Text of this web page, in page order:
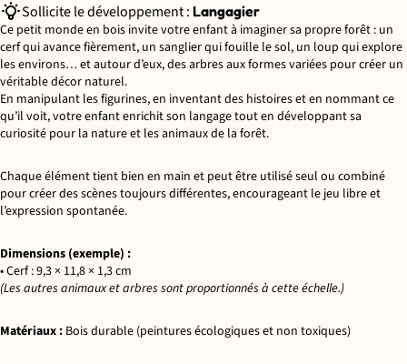
Sollicite le développement : Langagier
Ce petit monde en bois invite votre enfant à imaginer sa propre forêt : un
cerf qui avance fièrement, un sanglier qui fouille le sol, un loup qui explore
les environs… et autour d’eux, des arbres aux formes variées pour créer un
véritable décor naturel.
En manipulant les figurines, en inventant des histoires et en nommant ce
qu’il voit, votre enfant enrichit son langage tout en développant sa
curiosité pour la nature et les animaux de la forêt.
Chaque élément tient bien en main et peut être utilisé seul ou combiné
pour créer des scènes toujours différentes, encourageant le jeu libre et
l’expression spontanée.
Dimensions (exemple) :
• Cerf : 9,3 × 11,8 × 1,3 cm
(Les autres animaux et arbres sont proportionnés à cette échelle.)
Matériaux : Bois durable (peintures écologiques et non toxiques)